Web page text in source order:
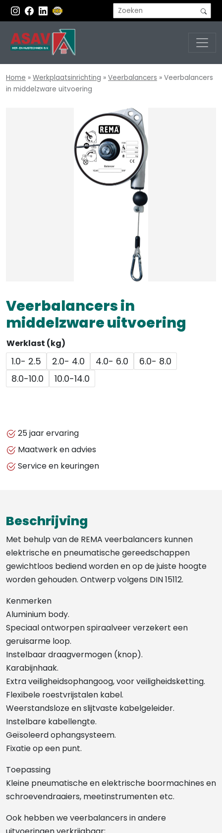
Home » Werkplaatsinrichting » Veerbalancers » Veerbalancers
in middelzware uitvoering
Veerbalancers in
middelzware uitvoering
Werklast (kg)
1.0- 2.5 2.0- 4.0 4.0- 6.0
6.0- 8.0
8.0-10.0
10.0-14.0
25 jaar ervaring
Maatwerk en advies
Service en keuringen
Beschrijving
Met behulp van de REMA veerbalancers kunnen
elektrische en pneumatische gereedschappen
gewichtloos bediend worden en op de juiste hoogte
worden gehouden. Ontwerp volgens DIN 15112.
Kenmerken
Aluminium body.
Speciaal ontworpen spiraalveer verzekert een
geruisarme loop.
Instelbaar draagvermogen (knop).
Karabijnhaak.
Extra veiligheidsophangoog, voor veiligheidsketting.
Flexibele roestvrijstalen kabel.
Weerstandsloze en slijtvaste kabelgeleider.
Instelbare kabellengte.
Geïsoleerd ophangsysteem.
Fixatie op een punt.
Toepassing
Kleine pneumatische en elektrische boormachines en
schroevendraaiers, meetinstrumenten etc.
Ook hebben we veerbalancers in andere